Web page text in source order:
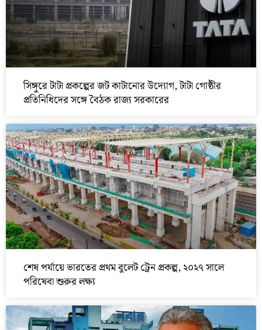
সিঙ্গুরে টাটা প্রকল্পের জট কাটানোর উদ্যোগ, টাটা গোষ্ঠীর
প্রতিনিধিদের সঙ্গে বৈঠক রাজ্য সরকারের
শেষ পর্যায়ে ভারতের প্রথম বুলেট ট্রেন প্রকল্প, ২০২৭ সালে
পরিষেবা শুরুর লক্ষ্য